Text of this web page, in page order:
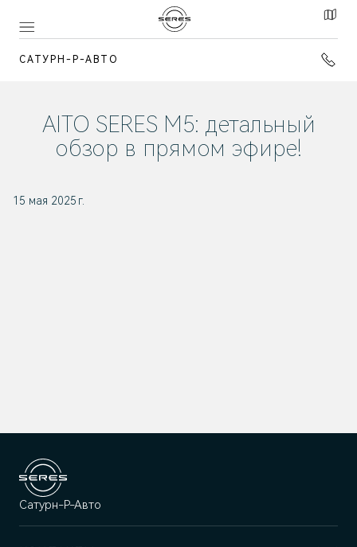
САТУРН-Р-АВТО
AITO SERES M5: детальный
обзор в прямом эфире!
15 мая 2025 г.
Сатурн-Р-Авто